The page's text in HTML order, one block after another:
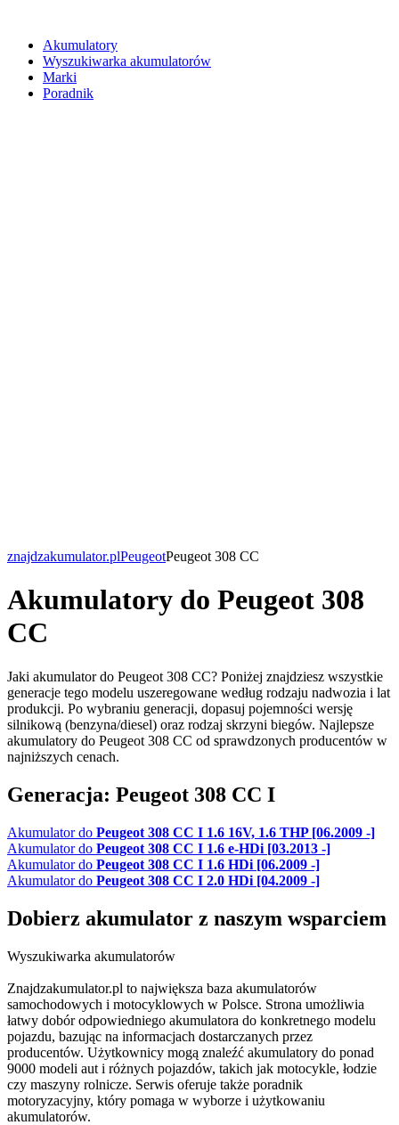
Akumulatory
Wyszukiwarka akumulatorów
Marki
Poradnik
znajdzakumulator.plPeugeotPeugeot 308 CC
Akumulatory do Peugeot 308
CC
Jaki akumulator do Peugeot 308 CC? Poniżej znajdziesz wszystkie
generacje tego modelu uszeregowane według rodzaju nadwozia i lat
produkcji. Po wybraniu generacji, dopasuj pojemności wersję
silnikową (benzyna/diesel) oraz rodzaj skrzyni biegów. Najlepsze
akumulatory do Peugeot 308 CC od sprawdzonych producentów w
najniższych cenach.
Generacja: Peugeot 308 CC I
Akumulator do Peugeot 308 CC I 1.6 16V, 1.6 THP [06.2009 -]
Akumulator do Peugeot 308 CC I 1.6 e-HDi [03.2013 -]
Akumulator do Peugeot 308 CC I 1.6 HDi [06.2009 -]
Akumulator do Peugeot 308 CC I 2.0 HDi [04.2009 -]
Dobierz akumulator z naszym wsparciem
Wyszukiwarka akumulatorów
Znajdzakumulator.pl to największa baza akumulatorów
samochodowych i motocyklowych w Polsce. Strona umożliwia
łatwy dobór odpowiedniego akumulatora do konkretnego modelu
pojazdu, bazując na informacjach dostarczanych przez
producentów. Użytkownicy mogą znaleźć akumulatory do ponad
9000 modeli aut i różnych pojazdów, takich jak motocykle, łodzie
czy maszyny rolnicze. Serwis oferuje także poradnik
motoryzacyjny, który pomaga w wyborze i użytkowaniu
akumulatorów.